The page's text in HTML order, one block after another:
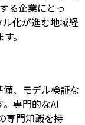
る企業にとっ
化が進む地域経
。
、モデル検証な
専門的なAI
専門知識を持